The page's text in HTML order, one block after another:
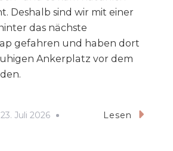
Deshalb sind wir mit einer
das nächste
gefahren und haben dort
Ankerplatz vor dem
23. Juli 2026 Lesen